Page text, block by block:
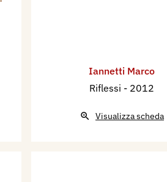
Iannetti Marco
Riflessi - 2012
Visualizza scheda